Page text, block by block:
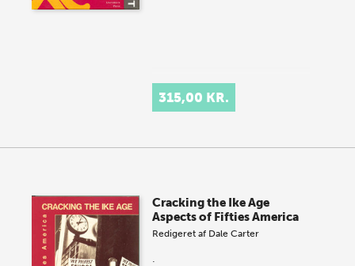
315,00 KR.
Cracking the Ike Age
Aspects of Fifties America
Redigeret af Dale Carter
.